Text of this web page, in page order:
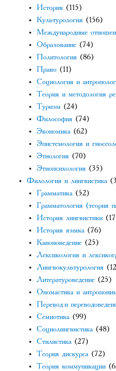
История (115)
Культурология (156)
Международные
Образование (74)
Политология (86)
Право (11)
Социология и
Теория и методология
Туризм (24)
Философия (74)
Экономика (62)
Эпистемология и
Этнология (70)
Этнопсихология (35)
Филология и лингвистика
Грамматика (52)
Грамматология (теория
История лингвистики
История языка (76)
Каноноведение (25)
Лексикология и
Лингвокультурология
Литературоведение (25)
Ономастика и
Перевод и
Семиотика (99)
Социолингвистика (48)
Стилистика (27)
Теория дискурса (72)
Теория коммуникации